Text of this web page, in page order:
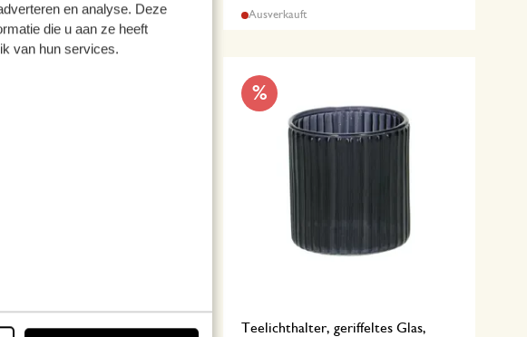
en analyse. Deze
die u aan ze heeft
van hun services.
Ausverkauft
mit Zweigen,
%
Teelichthalter, geriffeltes Glas,